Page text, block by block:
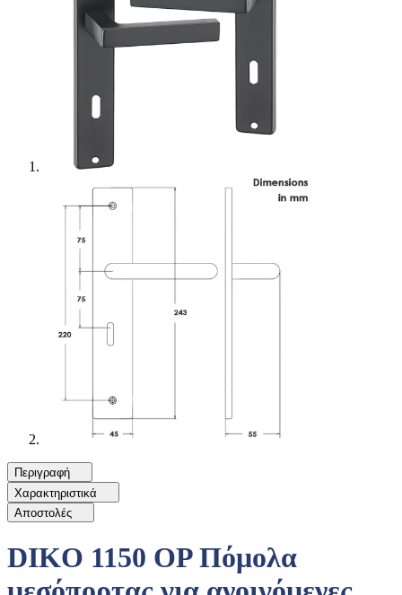
Περιγραφή
Χαρακτηριστικά
Αποστολές
DIKO 1150 OP Πόμολα